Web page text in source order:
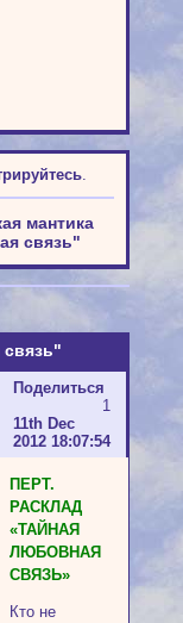
.
мантика
связь"
Поделиться
1
11th Dec
2012 18:07:54
ПЕРТ.
РАСКЛАД
«ТАЙНАЯ
ЛЮБОВНАЯ
СВЯЗЬ»
Кто не